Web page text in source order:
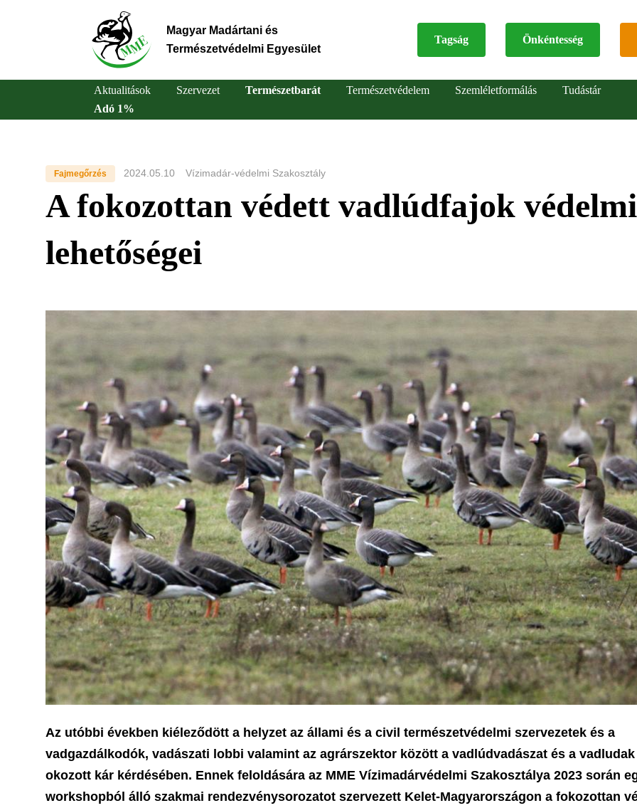
Magyar Madártani és
Természetvédelmi Egyesület
Top
Tagság Önkéntesség
Main
navigation
Aktualitások Szervezet Természetbarát Természetvédelem Szemléletformálás
Tudástár
Adó 1%
Fajmegőrzés 2024.05.10 Vízimadár-védelmi Szakosztály
A fokozottan védett vadlúdfajok védelmi
lehetőségei
Az utóbbi években kiéleződött a helyzet az állami és a civil természetvédelmi szervezetek és a
vadgazdálkodók, vadászati lobbi valamint az agrárszektor között a vadlúdvadászat és a
okozott kár kérdésében. Ennek feloldására az MME Vízimadárvédelmi Szakosztálya 2023 során
workshopból álló szakmai rendezvénysorozatot szervezett Kelet-Magyarországon a fokozottan